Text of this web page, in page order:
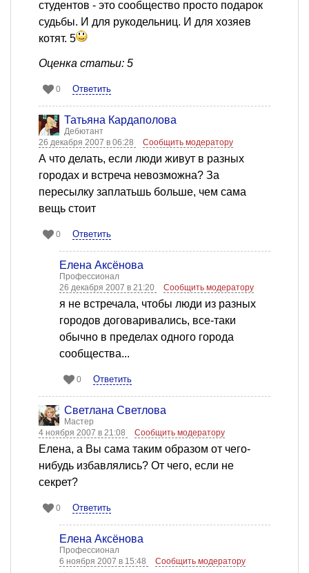
студентов - это сообщество просто подарок
судьбы. И для рукодельниц. И для хозяев
котят. 5
Оценка статьи: 5
0 Ответить
Татьяна Кардаполова
Дебютант
26 декабря 2007 в 06:28
Сообщить модератору
А что делать, если люди живут в разных
городах и встреча невозможна? За
пересылку заплатьшь больше, чем сама
вещь стоит
0 Ответить
Елена Аксёнова
Профессионал
26 декабря 2007 в 21:20
Сообщить модератору
я не встречала, чтобы люди из разных
городов договаривались, все-таки
обычно в пределах одного города
сообщества...
0 Ответить
Светлана Светлова
Мастер
4 ноября 2007 в 21:08
Сообщить модератору
Елена, а Вы сама таким образом от чего-
нибудь избавлялись? От чего, если не
секрет?
0 Ответить
Елена Аксёнова
Профессионал
6 ноября 2007 в 15:48
Сообщить модератору